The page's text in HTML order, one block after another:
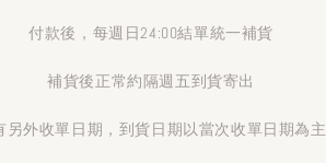
付款後，每週日24:00結單統一補貨
補貨後正常約隔週五到貨寄出
另外收單日期，到貨日期以當次收單日期為主